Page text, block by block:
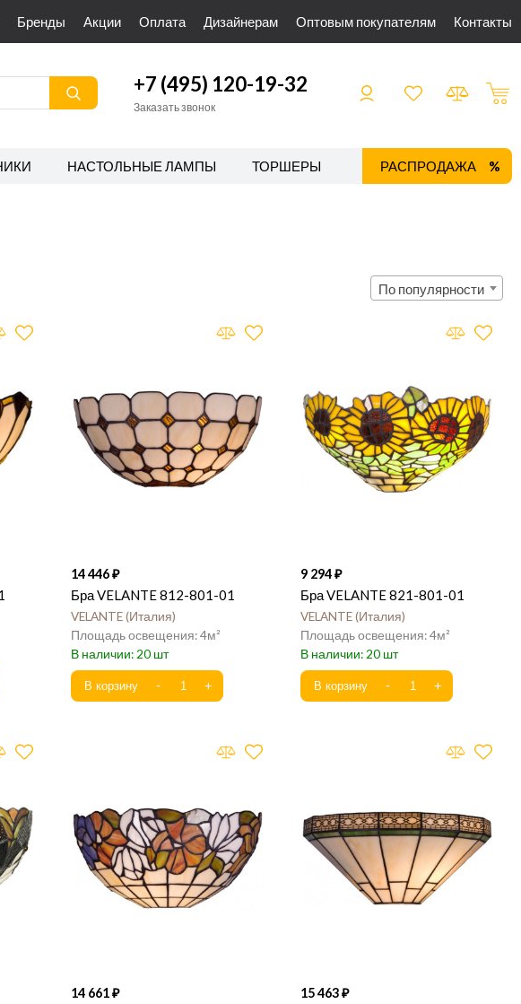
Бренды Акции Оплата Дизайнерам Оптовым покупателям Контакты
+7 (495) 120-19-32
Заказать звонок
НАСТОЛЬНЫЕ ЛАМПЫ ТОРШЕРЫ ТРЕКОВЫЕ СИСТЕМЫ
РАСПРОДАЖА
По популярности
14 446
Бра VELANTE 812-801-01
VELANTE Италия
4
20
9 294
Бра VELANTE 821-801-01
VELANTE Италия
4
20
14 661 15 463